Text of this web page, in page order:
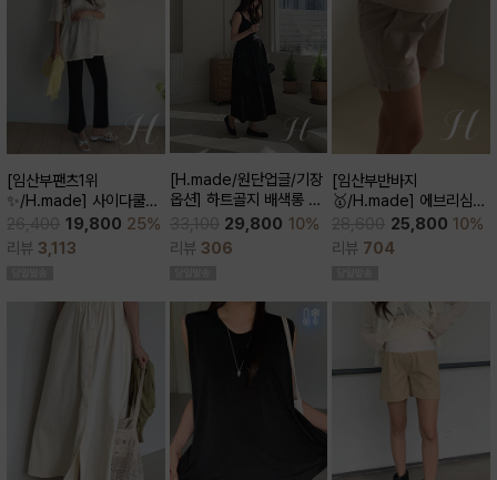
[임산부팬츠1위
✨/H.made] 사이다쿨링
부츠컷 팬츠 (키작/보통/키
큰)
19,800 25%
리뷰 3,113
[H.made/원단업글/기장
옵션] 하트골지 배색롱 원
29,800 10%
리뷰 306
[임산부반바지
🥇/H.made] 에브리심플
25,800 10%
리뷰 704